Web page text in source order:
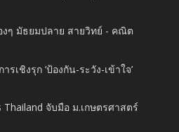
ๆ มัธยมปลาย สายวิทย์ - คณิต
รเชิงรุก ‘ป้องกัน-ระวัง-เข้าใจ’
Thailand จับมือ ม.เกษตรศาสตร์